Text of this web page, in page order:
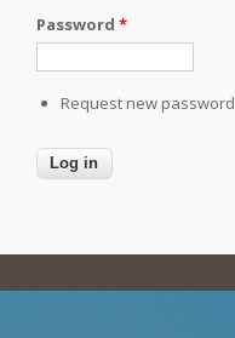
Password *
Request new password